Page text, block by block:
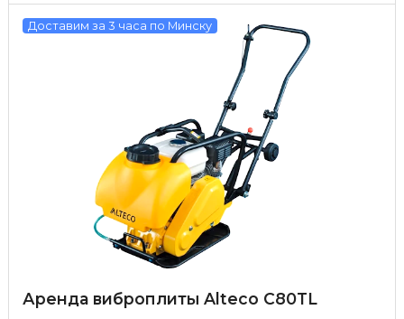
Доставим за 3 часа по Минску
Аренда виброплиты Alteco C80TL